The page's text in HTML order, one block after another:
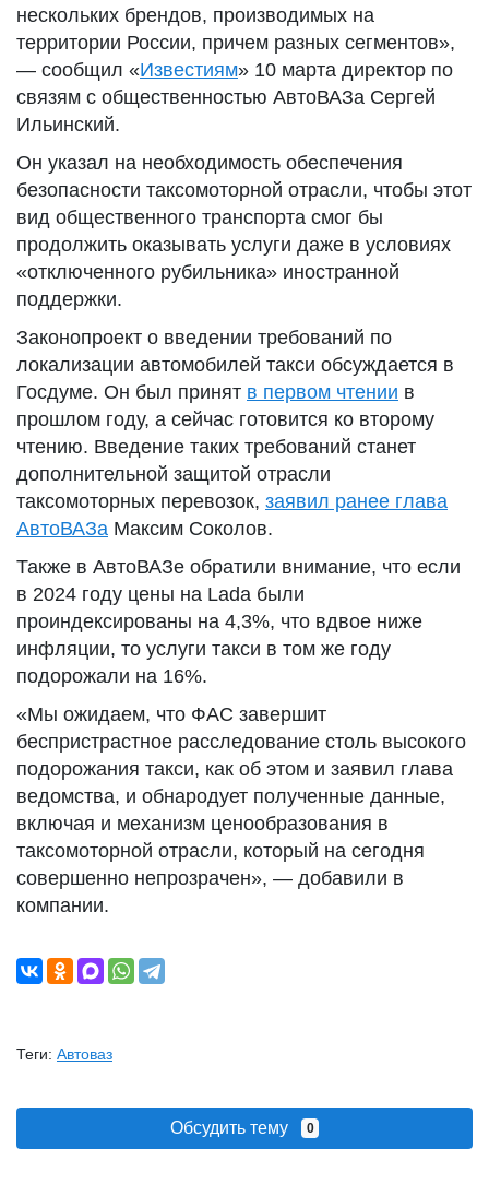
нескольких брендов, производимых на
территории России, причем разных сегментов»,
— сообщил «Известиям» 10 марта директор по
связям с общественностью АвтоВАЗа Сергей
Ильинский.
Он указал на необходимость обеспечения
безопасности таксомоторной отрасли, чтобы этот
вид общественного транспорта смог бы
продолжить оказывать услуги даже в условиях
«отключенного рубильника» иностранной
поддержки.
Законопроект о введении требований по
локализации автомобилей такси обсуждается в
Госдуме. Он был принят в первом чтении в
прошлом году, а сейчас готовится ко второму
чтению. Введение таких требований станет
дополнительной защитой отрасли
таксомоторных перевозок, заявил ранее глава
АвтоВАЗа Максим Соколов.
Также в АвтоВАЗе обратили внимание, что если
в 2024 году цены на Lada были
проиндексированы на 4,3%, что вдвое ниже
инфляции, то услуги такси в том же году
подорожали на 16%.
«Мы ожидаем, что ФАС завершит
беспристрастное расследование столь высокого
подорожания такси, как об этом и заявил глава
ведомства, и обнародует полученные данные,
включая и механизм ценообразования в
таксомоторной отрасли, который на сегодня
совершенно непрозрачен», — добавили в
компании.
Теги: Автоваз
Обсудить тему 0